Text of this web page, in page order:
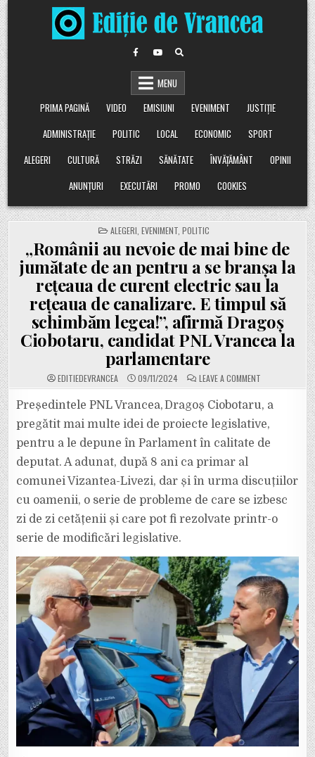
Skip
to
content
MENU
PRIMA PAGINĂ
VIDEO EMISIUNI EVENIMENT
JUSTIȚIE
ADMINISTRAȚIE
POLITIC LOCAL ECONOMIC
SPORT
ALEGERI
CULTURĂ STRĂZI SĂNĂTATE ÎNVĂȚĂMÂNT
OPINII
ANUNȚURI
EXECUTĂRI PROMO COOKIES
POSTED
IN
ALEGERI EVENIMENT POLITIC
„Românii au nevoie de mai bine de
jumătate de an pentru a se branșa la
rețeaua de curent electric sau la
rețeaua de canalizare. E timpul să
schimbăm legea!”, afirmă Dragoș
Ciobotaru, candidat PNL Vrancea la
parlamentare
EDITIEDEVRANCEA 09/11/2024 LEAVE A COMMENT
„ROMÂNII
NEVOIE
DE
MAI
BINE
DE
JUMĂTATE
A
SE
BRANȘA
LA
DE
LA
REȚEAUA
DE
CANALIZARE.
E
TIMPUL
SĂ
SCHIMBĂM
LEGEA!”,
AFIRMĂ
DRAGOȘ
CIOBOTARU,
CANDIDAT
PNL
VRANCEA
LA
PARLAMENTARE
Președintele PNL Vrancea, Dragoș Ciobotaru, a
pregătit mai multe idei de proiecte legislative,
pentru a le depune în Parlament în calitate de
deputat. A adunat, după 8 ani ca primar al
comunei Vizantea-Livezi, dar și în urma discuțiilor
cu oamenii, o serie de probleme de care se izbesc
zi de zi cetățenii și care pot fi rezolvate printr-o
serie de modificări legislative.